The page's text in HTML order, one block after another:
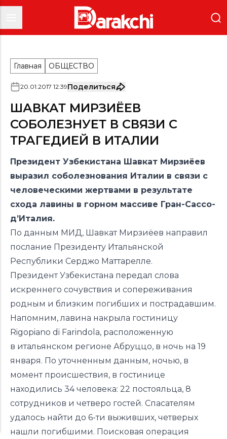
Главная ОБЩЕСТВО
20.01.2017 12:39Поделиться
ШАВКАТ МИРЗИЁЕВ
СОБОЛЕЗНУЕТ В СВЯЗИ С
ТРАГЕДИЕЙ В ИТАЛИИ
Президент Узбекистана Шавкат Мирзиёев
выразил соболезнования Италии в связи с
человеческими жертвами в результате
схода лавины в горном массиве Гран-Сассо-
д’Италия.
По данным МИД, Шавкат Мирзиёев направил
послание Президенту Итальянской
Республики Серджо Маттарелле.
Президент Узбекистана передал слова
искреннего сочувствия и сопереживания
родным и близким погибших и пострадавшим.
Напомним, лавина накрыла гостиницу
Rigopiano di Farindola, расположенную
в итальянском регионе Абруццо, в ночь на 19
января. По уточненным данным, ночью, в
момент происшествия, в гостинице
находились 34 человека: 22 постояльца, 8
сотрудников и четверо гостей. Спасателям
удалось найти до 6-ти выживших, четверых
нашли погибшими. Поисковая операция